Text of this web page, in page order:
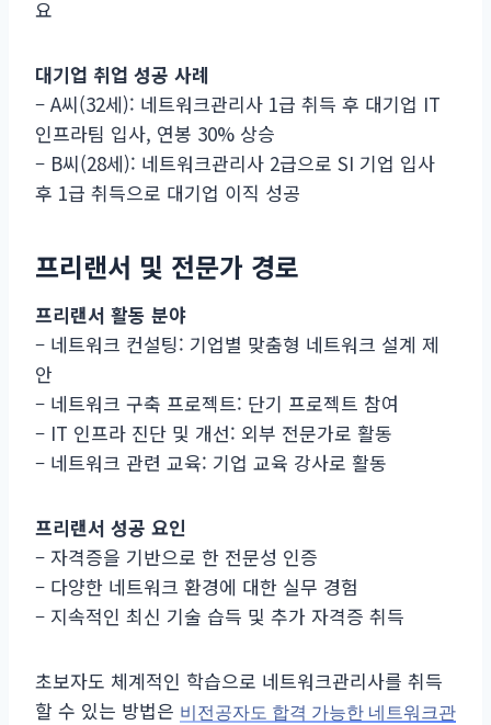
요
대기업 취업 성공 사례
– A씨(32세): 네트워크관리사 1급 취득 후 대기업 IT
인프라팀 입사, 연봉 30% 상승
– B씨(28세): 네트워크관리사 2급으로 SI 기업 입사
후 1급 취득으로 대기업 이직 성공
프리랜서 및 전문가 경로
프리랜서 활동 분야
– 네트워크 컨설팅: 기업별 맞춤형 네트워크 설계 제
안
– 네트워크 구축 프로젝트: 단기 프로젝트 참여
– IT 인프라 진단 및 개선: 외부 전문가로 활동
– 네트워크 관련 교육: 기업 교육 강사로 활동
프리랜서 성공 요인
– 자격증을 기반으로 한 전문성 인증
– 다양한 네트워크 환경에 대한 실무 경험
– 지속적인 최신 기술 습득 및 추가 자격증 취득
초보자도 체계적인 학습으로 네트워크관리사를 취득
할 수 있는 방법은 비전공자도 합격 가능한 네트워크관